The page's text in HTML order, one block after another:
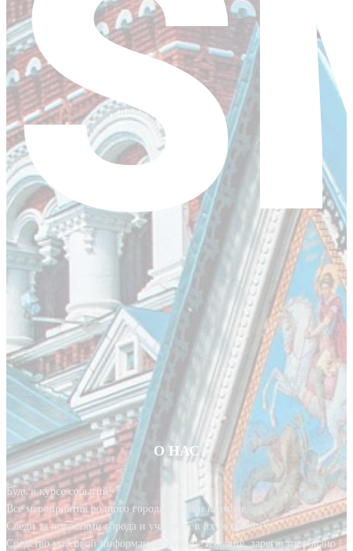
О НАС
Будь в курсе событий!
Все мероприятия родного города у тебя в кармане.
Следи за новостями города и участвуй в их создании!
Средство массовой информации, сетевое издание, зарегистрировано